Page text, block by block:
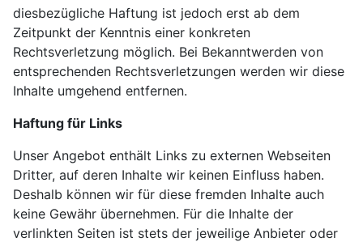
diesbezügliche Haftung ist jedoch erst ab dem
Zeitpunkt der Kenntnis einer konkreten
Rechtsverletzung möglich. Bei Bekanntwerden von
entsprechenden Rechtsverletzungen werden wir diese
Inhalte umgehend entfernen.
Haftung für Links
Unser Angebot enthält Links zu externen Webseiten
Dritter, auf deren Inhalte wir keinen Einfluss haben.
Deshalb können wir für diese fremden Inhalte auch
keine Gewähr übernehmen. Für die Inhalte der
verlinkten Seiten ist stets der jeweilige Anbieter oder